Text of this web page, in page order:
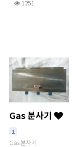
1251
Gas 분사기
1
Gas 분사기